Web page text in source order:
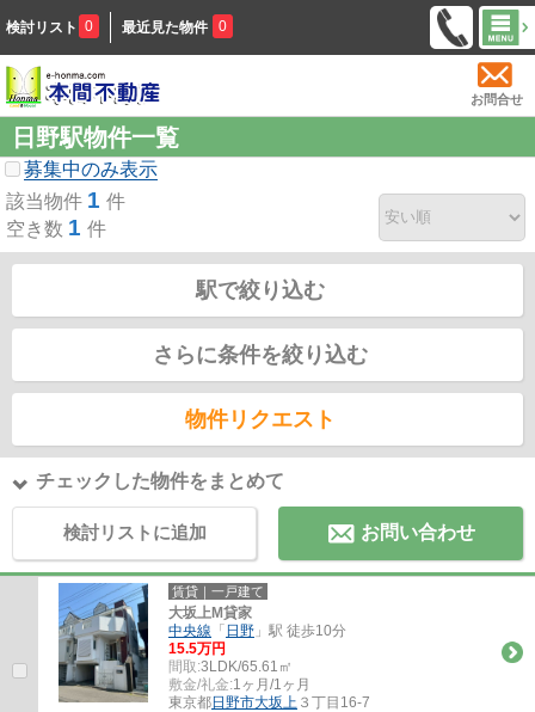
検討リスト 0 最近見た物件 0
お問合せ
日野駅物件一覧
募集中のみ表示
該当物件 1 件
空き数 1 件
駅で絞り込む
さらに条件を絞り込む
物件リクエスト
チェックした物件をまとめて
検討リストに追加 お問い合わせ
賃貸｜一戸建て
大坂上M貸家
中央線 「 日野 」駅 徒歩10分
15.5万円
間取:3LDK/65.61㎡
敷金/礼金:1ヶ月/1ヶ月
東京都日野市大坂上 ３丁目16-7